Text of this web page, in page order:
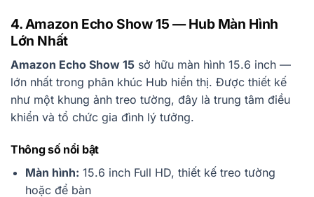
4. Amazon Echo Show 15 — Hub Màn Hình
Lớn Nhất
Amazon Echo Show 15 sở hữu màn hình 15.6 inch —
lớn nhất trong phân khúc Hub hiển thị. Được thiết kế
như một khung ảnh treo tường, đây là trung tâm điều
khiển và tổ chức gia đình lý tưởng.
Thông số nổi bật
Màn hình: 15.6 inch Full HD, thiết kế treo tường
hoặc để bàn